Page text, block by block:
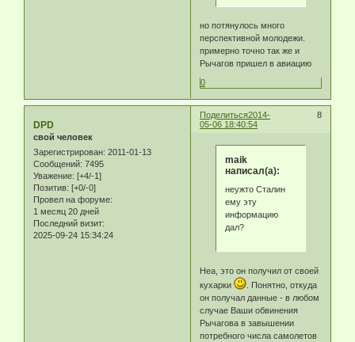
но потянулось много
перспективной молодежи.
примерно точно так же и
Рычагов пришел в авиацию
0
Поделиться 8
2014-
05-06 18:40:54
DPD
свой человек
Зарегистрирован: 2011-01-13
Сообщений: 7495
Уважение: [+4/-1]
Позитив: [+0/-0]
Провел на форуме:
1 месяц 20 дней
Последний визит:
2025-09-24 15:34:24
maik
написал(а):
неужто Сталин
ему эту
информацию
дал?
Неа, это он получил от своей
кухарки
. Понятно, откуда
он получал данные - в любом
случае Ваши обвинения
Рычагова в завышении
потребного числа самолетов